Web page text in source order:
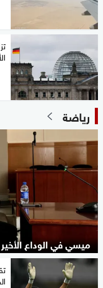
رياضة
ميسي في الوداع